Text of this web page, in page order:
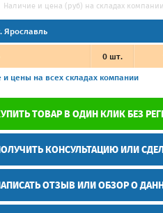
Наличие и цена (руб) на складах компании
Ярославль
0шт.
и цены на всех складах компании
ТОВАР В ОДИН КЛИК БЕЗ
КОНСУЛЬТАЦИЮ ИЛИ
ОТЗЫВ ИЛИ ОБЗОР О